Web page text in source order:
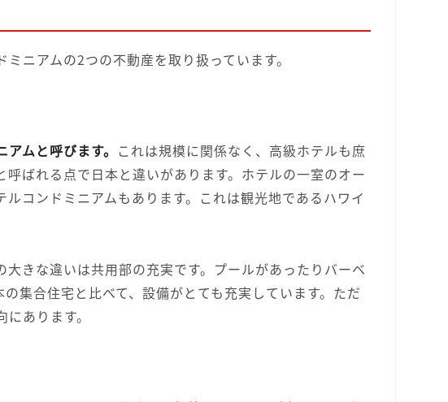
ニアムの2つの不動産を取り扱っています。
ムと呼びます。 これは規模に関係なく、高級ホテルも庶
呼ばれる点で日本と違いがあります。ホテルの一室のオー
コンドミニアムもあります。これは観光地であるハワイ
きな違いは共用部の充実です。プールがあったりバーベ
集合住宅と比べて、設備がとても充実しています。ただ
あります。